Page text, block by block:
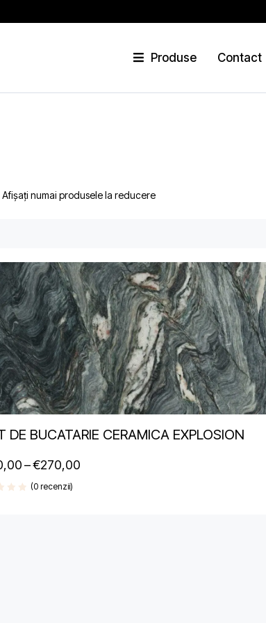
Produse Contact
Afișați numai produsele la reducere
DE BUCATARIE CERAMICA EXPLOSION
–€270,00
(0 recenzii)